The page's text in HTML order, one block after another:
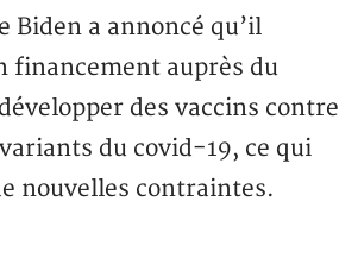
Biden a annoncé qu’il
financement auprès du
des vaccins contre
du covid-19, ce qui
nouvelles contraintes.